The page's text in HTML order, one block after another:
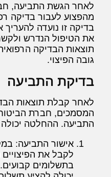
לאחר הגשת התביעה,
מהפצוע לעבור בדיקה
בדיקה זו נועדה
את הטיפול הנדרש
תוצאות הבדיקה
גובה הפיצוי.
בדיקת התביעה
לאחר קבלת תוצאות
המסמכים, חברת
התביעה. ההחלטה יכולה
אישור התביעה:
לקבל את
בתשלומים